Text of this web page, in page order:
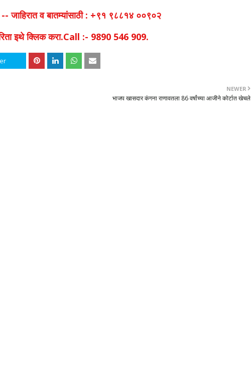
जाहिरात व बातम्यांसाठी : +९१ ९८८१४ ००९०२
इथे क्लिक करा.Call :- 9890 546 909.
NEWER
भाजप खासदार कंगना राणावतला 86 वर्षांच्या आजीने कोर्टात खेचले